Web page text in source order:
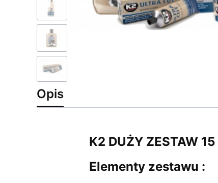
Opis
K2 DUŻY ZESTAW
Elementy zestawu :